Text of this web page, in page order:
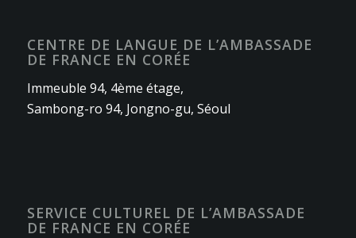
CENTRE DE LANGUE DE L’AMBASSADE
DE FRANCE EN CORÉE
Immeuble 94, 4ème étage,
Sambong-ro 94, Jongno-gu, Séoul
SERVICE CULTUREL DE L’AMBASSADE
DE FRANCE EN CORÉE